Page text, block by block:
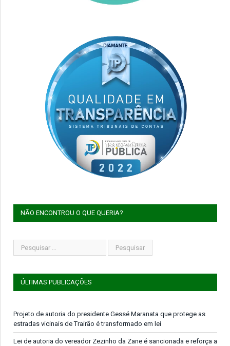
NÃO ENCONTROU O QUE QUERIA?
ÚLTIMAS PUBLICAÇÕES
Projeto de autoria do presidente Gessé Maranata que protege as
estradas vicinais de Trairão é transformado em lei
Lei de autoria do vereador Zezinho da Zane é sancionada e reforça a